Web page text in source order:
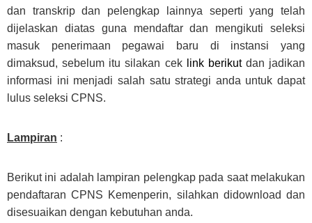
dan transkrip dan pelengkap lainnya seperti yang telah
dijelaskan diatas guna mendaftar dan mengikuti seleksi
masuk penerimaan pegawai baru di instansi yang
dimaksud, sebelum itu silakan cek
link berikut dan jadikan
informasi ini menjadi salah satu strategi anda untuk dapat
lulus seleksi CPNS.
Lampiran :
Berikut ini adalah lampiran pelengkap pada saat melakukan
pendaftaran CPNS Kemenperin, silahkan didownload dan
disesuaikan dengan kebutuhan anda.